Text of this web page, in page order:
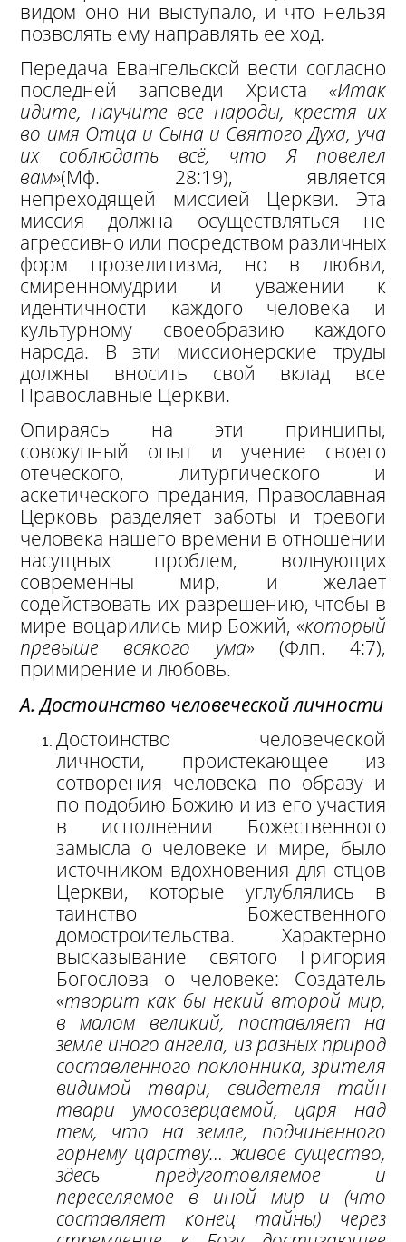
видом оно ни выступало, и что нельзя
позволять ему направлять ее ход.
Передача Евангельской вести согласно
последней заповеди Христа «Итак
идите, научите все народы, крестя их
во имя Отца и Сына и Святого Духа, уча
их соблюдать всё, что Я повелел
вам»(Мф. 28:19), является
непреходящей миссией Церкви. Эта
миссия должна осуществляться не
агрессивно или посредством различных
форм прозелитизма, но в любви,
смиренномудрии и уважении к
идентичности каждого человека и
культурному своеобразию каждого
народа. В эти миссионерские труды
должны вносить свой вклад все
Православные Церкви.
Опираясь на эти принципы,
совокупный опыт и учение своего
отеческого, литургического и
аскетического предания, Православная
Церковь разделяет заботы и тревоги
человека нашего времени в отношении
насущных проблем, волнующих
современны мир, и желает
содействовать их разрешению, чтобы в
мире воцарились мир Божий, «который
превыше всякого ума» (Флп. 4:7),
примирение и любовь.
А. Достоинство человеческой личности
Достоинство человеческой
личности, проистекающее из
сотворения человека по образу и
по подобию Божию и из его участия
в исполнении Божественного
замысла о человеке и мире, было
источником вдохновения для отцов
Церкви, которые углублялись в
таинство Божественного
домостроительства. Характерно
высказывание святого Григория
Богослова о человеке: Создатель
«творит как бы некий второй мир,
в малом великий, поставляет на
земле иного ангела, из разных природ
составленного поклонника, зрителя
видимой твари, свидетеля тайн
твари умосозерцаемой, царя над
тем, что на земле, подчиненного
горнему царству… живое существо,
здесь предуготовляемое и
переселяемое в иной мир и (что
составляет конец тайны) через